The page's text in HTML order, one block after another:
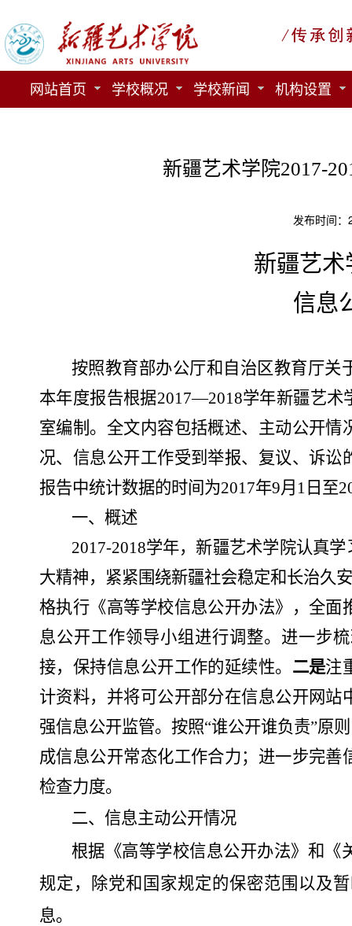
网站首页 学校概况 学校新闻 机构设置
新疆艺术学院2017-
发布时间
新疆艺术
信息
按照教育部办公厅和自治区教育厅关
本年度报告根据2017—2018学年新疆艺术
室编制。全文内容包括概述、主动公开
况、信息公开工作受到举报、复议、诉
报告中统计数据的时间为2017年9月1日至
一、概述
2017-2018学年，新疆艺术学院认真
大精神，紧紧围绕新疆社会稳定和长治久
格执行《高等学校信息公开办法》，全面
息公开工作领导小组进行调整。进一步
接，保持信息公开工作的延续性。 二是注
计资料，并将可公开部分在信息公开网
强信息公开监管。按照“谁公开谁负责”原
成信息公开常态化工作合力；进一步完
检查力度。
二、信息主动公开情况
根据《高等学校信息公开办法》和《
规定，除党和国家规定的保密范围以及
息。